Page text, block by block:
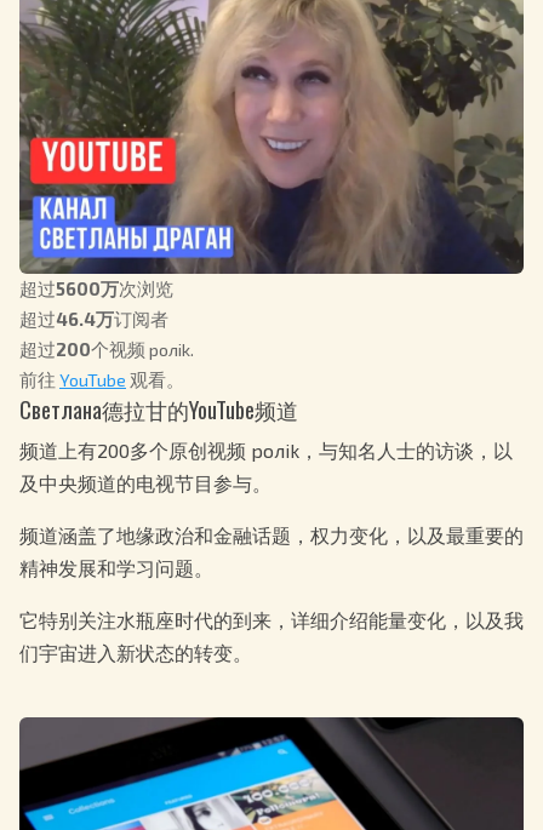
超过5600万次浏览
超过46.4万订阅者
超过200个视频 ролik.
前往 YouTube 观看。
Светлана德拉甘的YouTube频道
频道上有200多个原创视频 ролik，与知名人士的访谈，以
及中央频道的电视节目参与。
频道涵盖了地缘政治和金融话题，权力变化，以及最重要的
精神发展和学习问题。
它特别关注水瓶座时代的到来，详细介绍能量变化，以及我
们宇宙进入新状态的转变。